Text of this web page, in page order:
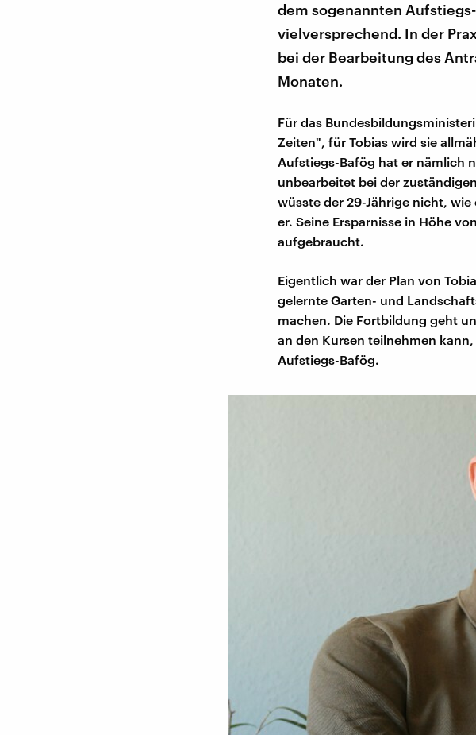
dem sogenannten
vielversprechend. In der
bei der Bearbeitung des
Monaten.
Für das
Zeiten", für Tobias wird sie
Aufstiegs-Bafög hat er nämlich
unbearbeitet bei der
wüsste der 29-Jährige nicht,
er. Seine Ersparnisse in Höhe
aufgebraucht.
Eigentlich war der Plan von
gelernte Garten- und
machen. Die Fortbildung geht
an den Kursen teilnehmen
Aufstiegs-Bafög.